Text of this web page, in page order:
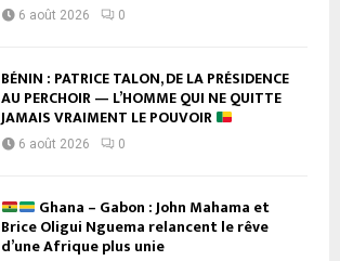
6 août 2026 0
BÉNIN : PATRICE TALON, DE LA PRÉSIDENCE
AU PERCHOIR — L’HOMME QUI NE QUITTE
JAMAIS VRAIMENT LE POUVOIR
6 août 2026 0
Ghana – Gabon : John Mahama et
Brice Oligui Nguema relancent le rêve
d’une Afrique plus unie